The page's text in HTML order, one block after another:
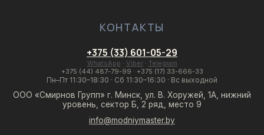
КОНТАКТЫ
+375 (33) 601-05-29
WhatsApp · Viber· Telegram
+375 (44) 487-79-99 · +375 (17) 33-666-33
Пн–Пт 11:30–18:30 · Сб 11:30–16:30 · Вс выходной
ООО «Смирнов Групп» г. Минск, ул. В. Хоружей, 1А, нижний
уровень, сектор Б, 2 ряд, место 9
info@modniymaster.by